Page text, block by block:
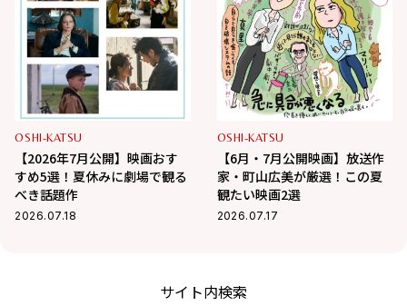
OSHI-KATSU
【2026年7月公開】映画おす
すめ5選！夏休みに劇場で観る
べき話題作
2026.07.18
OSHI-KATSU
【6月・7月公開映画】放送作
家・町山広美が厳選！この夏
観たい映画2選
2026.07.17
サイト内検索